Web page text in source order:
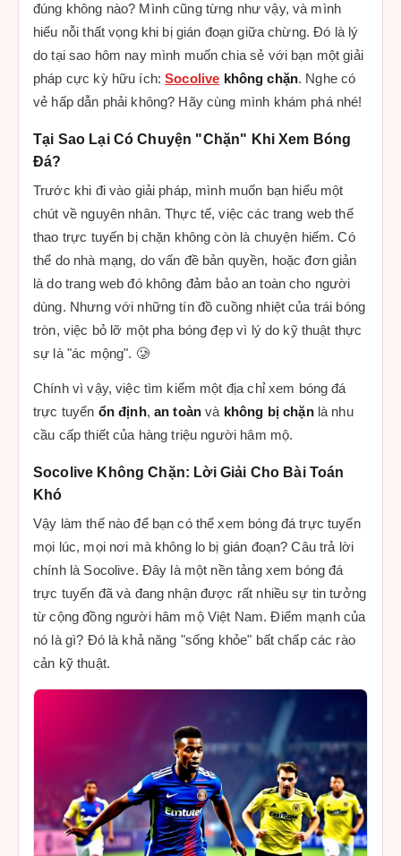
đúng không nào? Mình cũng từng như vậy, và mình
hiểu nỗi thất vọng khi bị gián đoạn giữa chừng. Đó là lý
do tại sao hôm nay mình muốn chia sẻ với bạn một giải
pháp cực kỳ hữu ích:Socolive không chặn. Nghe có
vẻ hấp dẫn phải không? Hãy cùng mình khám phá nhé!
Tại Sao Lại Có Chuyện "Chặn" Khi Xem Bóng
Đá?
Trước khi đi vào giải pháp, mình muốn bạn hiểu một
chút về nguyên nhân. Thực tế, việc các trang web thể
thao trực tuyến bị chặn không còn là chuyện hiếm. Có
thể do nhà mạng, do vấn đề bản quyền, hoặc đơn giản
là do trang web đó không đảm bảo an toàn cho người
dùng. Nhưng với những tín đồ cuồng nhiệt của trái bóng
tròn, việc bỏ lỡ một pha bóng đẹp vì lý do kỹ thuật thực
sự là "ác mộng". 🥲
Chính vì vậy, việc tìm kiếm một địa chỉ xem bóng đá
trực tuyến ổn định,an toàn và không bị chặnlà nhu
cầu cấp thiết của hàng triệu người hâm mộ.
Socolive Không Chặn: Lời Giải Cho Bài Toán
Khó
Vậy làm thế nào để bạn có thể xem bóng đá trực tuyến
mọi lúc, mọi nơi mà không lo bị gián đoạn? Câu trả lời
chính là Socolive. Đây là một nền tảng xem bóng đá
trực tuyến đã và đang nhận được rất nhiều sự tin tưởng
từ cộng đồng người hâm mộ Việt Nam. Điểm mạnh của
nó là gì? Đó là khả năng "sống khỏe" bất chấp các rào
cản kỹ thuật.